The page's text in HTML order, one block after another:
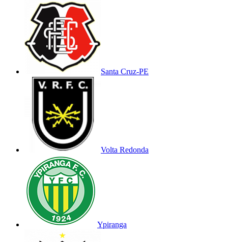
Santa Cruz-PE
Volta Redonda
Ypiranga